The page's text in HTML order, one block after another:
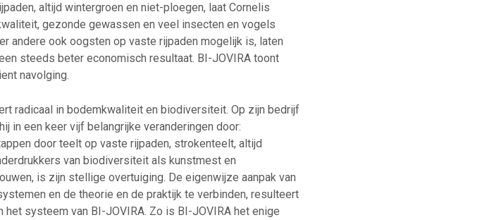
altijd wintergroen en niet-ploegen, laat Cornelis
gezonde gewassen en veel insecten en vogels
andere ook oogsten op vaste rijpaden mogelijk is, laten
steeds beter economisch resultaat. BI-JOVIRA toont
navolging.
radicaal in bodemkwaliteit en biodiversiteit. Op zijn bedrijf
in een keer vijf belangrijke veranderingen door:
door teelt op vaste rijpaden, strokenteelt, altijd
van biodiversiteit als kunstmest en
is zijn stellige overtuiging. De eigenwijze aanpak van
en de theorie en de praktijk te verbinden, resulteert
systeem van BI-JOVIRA. Zo is BI-JOVIRA het enige